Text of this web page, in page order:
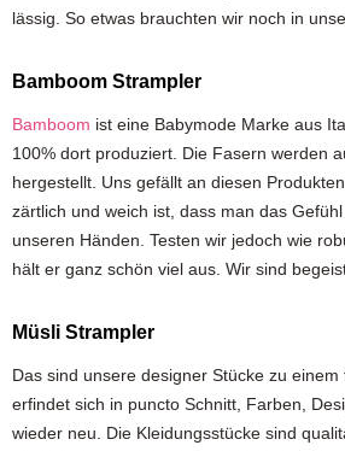
lässig. So etwas brauchten wir noch in
Bamboom Strampler
Bamboom ist eine Babymode Marke aus
100% dort produziert. Die Fasern werden
hergestellt. Uns gefällt an diesen
zärtlich und weich ist, dass man das
unseren Händen. Testen wir jedoch wie
hält er ganz schön viel aus. Wir sind
Müsli Strampler
Das sind unsere designer Stücke zu einem
erfindet sich in puncto Schnitt, Farben,
wieder neu. Die Kleidungsstücke sind